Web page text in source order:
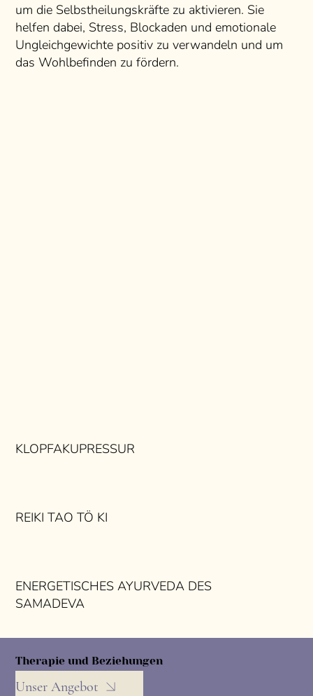
um die Selbstheilungskräfte zu aktivieren. Sie
helfen dabei, Stress, Blockaden und emotionale
Ungleichgewichte positiv zu verwandeln und um
das Wohlbefinden zu fördern.
KLOPFAKUPRESSUR
REIKI TAO TÖ KI
ENERGETISCHES AYURVEDA DES
SAMADEVA
Therapie und Beziehungen
Unser Angebot